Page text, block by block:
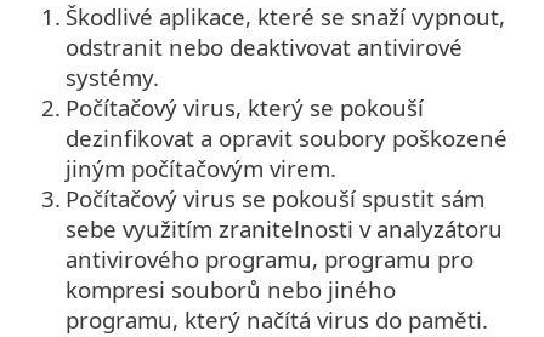
1. Škodlivé aplikace, které se snaží vypnout,
odstranit nebo deaktivovat antivirové
systémy.
2. Počítačový virus, který se pokouší
dezinfikovat a opravit soubory poškozené
jiným počítačovým virem.
3. Počítačový virus se pokouší spustit sám
sebe využitím zranitelnosti v analyzátoru
antivirového programu, programu pro
kompresi souborů nebo jiného
programu, který načítá virus do paměti.